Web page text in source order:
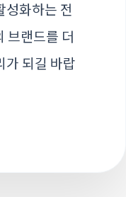
성화하는 전
브랜드를 더
가 되길 바랍